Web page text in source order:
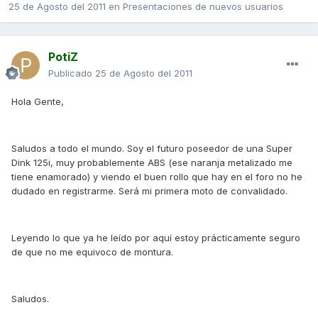
25 de Agosto del 2011 en Presentaciones de nuevos usuarios
PotiZ
Publicado 25 de Agosto del 2011
Hola Gente,
Saludos a todo el mundo. Soy el futuro poseedor de una Super
Dink 125i, muy probablemente ABS (ese naranja metalizado me
tiene enamorado) y viendo el buen rollo que hay en el foro no he
dudado en registrarme. Será mi primera moto de convalidado.
Leyendo lo que ya he leído por aquí estoy prácticamente seguro
de que no me equivoco de montura.
Saludos.